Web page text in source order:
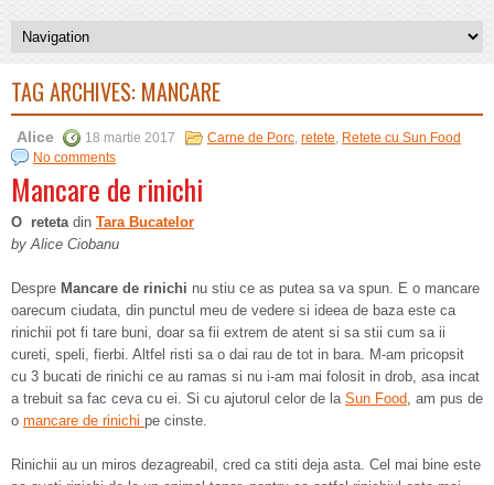
TAG ARCHIVES: MANCARE
Alice 18 martie 2017 Carne de Porc, retete, Retete cu Sun Food
No comments
Mancare de rinichi
O reteta din Tara Bucatelor
by Alice Ciobanu
Despre Mancare de rinichi nu stiu ce as putea sa va spun. E o mancare
oarecum ciudata, din punctul meu de vedere si ideea de baza este ca
rinichii pot fi tare buni, doar sa fii extrem de atent si sa stii cum sa ii
cureti, speli, fierbi. Altfel risti sa o dai rau de tot in bara. M-am pricopsit
cu 3 bucati de rinichi ce au ramas si nu i-am mai folosit in drob, asa incat
a trebuit sa fac ceva cu ei. Si cu ajutorul celor de la Sun Food, am pus de
o mancare de rinichi pe cinste.
Rinichii au un miros dezagreabil, cred ca stiti deja asta. Cel mai bine este